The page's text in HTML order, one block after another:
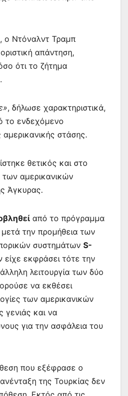
ο Ντόναλντ Τραμπ
απάντηση,
ότι το ζήτημα
, δήλωσε χαρακτηριστικά,
το ενδεχόμενο
αμερικανικής στάσης.
θετικός και στο
αμερικανικών
Άγκυρας.
από το πρόγραμμα
μετά την προμήθεια των
συστημάτων S-
είχε εκφράσει τότε την
λειτουργία των δύο
να εκθέσει
των αμερικανικών
γενιάς και να
για την ασφάλεια του
που εξέφρασε ο
της Τουρκίας δεν